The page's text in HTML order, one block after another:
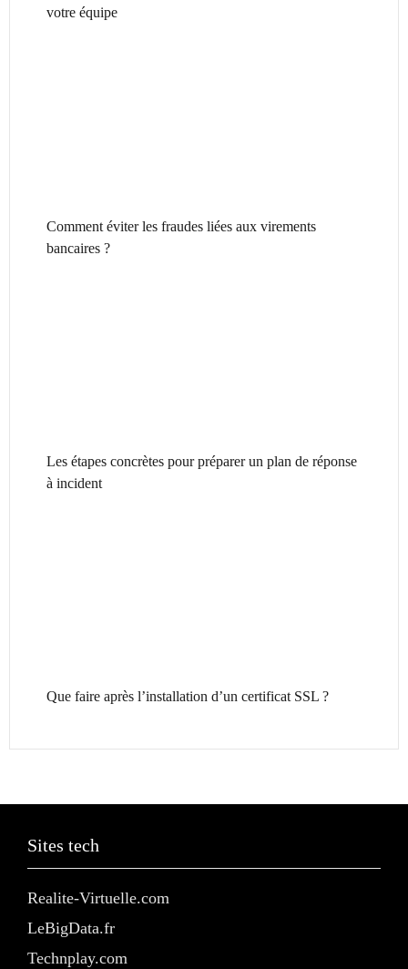
votre équipe
Comment éviter les fraudes liées aux virements
bancaires ?
Les étapes concrètes pour préparer un plan de réponse
à incident
Que faire après l’installation d’un certificat SSL ?
Sites tech
Realite-Virtuelle.com
LeBigData.fr
Technplay.com